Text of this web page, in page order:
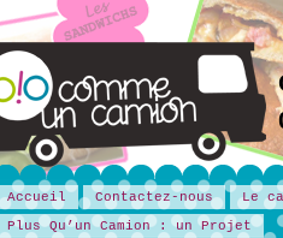
Accueil Contactez-nous Le
Plus Qu’un Camion : un Projet